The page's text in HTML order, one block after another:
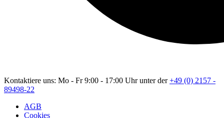
Kontaktiere uns: Mo - Fr 9:00 - 17:00 Uhr unter der+49 (0) 2157 -
89498-22
AGB
Cookies